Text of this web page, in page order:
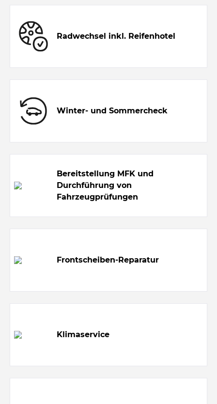
Radwechsel inkl. Reifenhotel
Winter- und Sommercheck
Bereitstellung MFK und
Durchführung von
Fahrzeugprüfungen
Frontscheiben-Reparatur
Klimaservice